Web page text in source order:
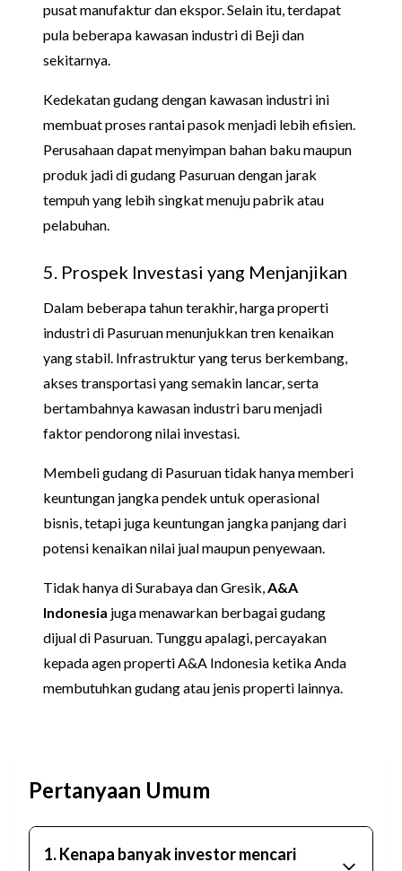
pusat manufaktur dan ekspor. Selain itu, terdapat
pula beberapa kawasan industri di Beji dan
sekitarnya.
Kedekatan gudang dengan kawasan industri ini
membuat proses rantai pasok menjadi lebih efisien.
Perusahaan dapat menyimpan bahan baku maupun
produk jadi di gudang Pasuruan dengan jarak
tempuh yang lebih singkat menuju pabrik atau
pelabuhan.
5. Prospek Investasi yang Menjanjikan
Dalam beberapa tahun terakhir, harga properti
industri di Pasuruan menunjukkan tren kenaikan
yang stabil. Infrastruktur yang terus berkembang,
akses transportasi yang semakin lancar, serta
bertambahnya kawasan industri baru menjadi
faktor pendorong nilai investasi.
Membeli gudang di Pasuruan tidak hanya memberi
keuntungan jangka pendek untuk operasional
bisnis, tetapi juga keuntungan jangka panjang dari
potensi kenaikan nilai jual maupun penyewaan.
Tidak hanya di Surabaya dan Gresik,A&A
Indonesia juga menawarkan berbagai gudang
dijual di Pasuruan. Tunggu apalagi, percayakan
kepada agen properti A&A Indonesia ketika Anda
membutuhkan gudang atau jenis properti lainnya.
Pertanyaan Umum
1. Kenapa banyak investor mencari